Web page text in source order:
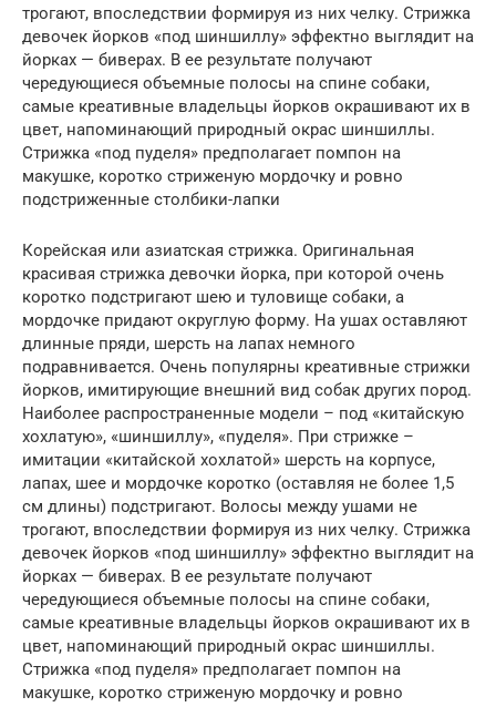
трогают, впоследствии формируя из них челку. Стрижка
девочек йорков «под шиншиллу» эффектно выглядит на
йорках — биверах. В ее результате получают
чередующиеся объемные полосы на спине собаки,
самые креативные владельцы йорков окрашивают их в
цвет, напоминающий природный окрас шиншиллы.
Стрижка «под пуделя» предполагает помпон на
макушке, коротко стриженую мордочку и ровно
подстриженные столбики-лапки
Корейская или азиатская стрижка. Оригинальная
красивая стрижка девочки йорка, при которой очень
коротко подстригают шею и туловище собаки, а
мордочке придают округлую форму. На ушах оставляют
длинные пряди, шерсть на лапах немного
подравнивается. Очень популярны креативные стрижки
йорков, имитирующие внешний вид собак других пород.
Наиболее распространенные модели – под «китайскую
хохлатую», «шиншиллу», «пуделя». При стрижке –
имитации «китайской хохлатой» шерсть на корпусе,
лапах, шее и мордочке коротко (оставляя не более 1,5
см длины) подстригают. Волосы между ушами не
трогают, впоследствии формируя из них челку. Стрижка
девочек йорков «под шиншиллу» эффектно выглядит на
йорках — биверах. В ее результате получают
чередующиеся объемные полосы на спине собаки,
самые креативные владельцы йорков окрашивают их в
цвет, напоминающий природный окрас шиншиллы.
Стрижка «под пуделя» предполагает помпон на
макушке, коротко стриженую мордочку и ровно